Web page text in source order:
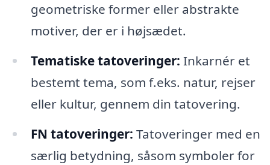
geometriske former eller abstrakte
motiver, der er i højsædet.
Tematiske tatoveringer: Inkarnér et
bestemt tema, som f.eks. natur, rejser
eller kultur, gennem din tatovering.
FN tatoveringer: Tatoveringer med en
særlig betydning, såsom symboler for